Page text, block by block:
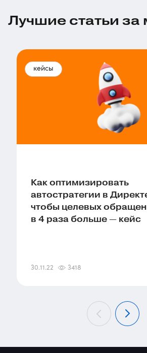
Лучшие статьи за
кейсы
Как оптимизировать
автостратегии в
чтобы целевых
в 4 раза больше — кейс
30.11.22 3418